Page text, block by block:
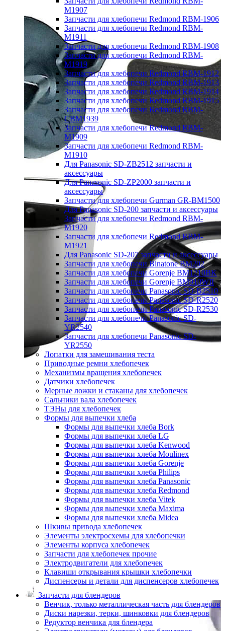
M1907
Запчасти для хлебопечи Redmond RBM-1906
Запчасти для хлебопечи Redmond RBM-
M1911
Запчасти для хлебопечи Redmond RBM-1908
Запчасти для хлебопечи Redmond RBM-
M1919
Запчасти для хлебопечи Redmond RBM-1912
Запчасти для хлебопечи Redmond RBM-1913
Запчасти для хлебопечи Redmond RBM-1914
Запчасти для хлебопечи Redmond RBM-1915
Запчасти для хлебопечи Redmond RBM-
CBM1939
Запчасти для хлебопечи Redmond RBM-
M1909
Запчасти для хлебопечи Redmond RBM-
M1910
Для Panasonic SD-ZB2512 запчасти и
аксессуары
Для Panasonic SD-ZP2000 запчасти и
аксессуары
Запчасти для хлебопечи Gurman GR-BM1500
Для Panasonic SD-200 запчасти и аксессуары
Запчасти для хлебопечи Redmond RBM-
M1920
Запчасти для хлебопечи Redmond RBM-
M1921
Для Panasonic SD-207 запчасти и аксессуары
Запчасти для хлебопечи Binatone BM202
Запчасти для хлебопечи Gorenje BM1210BK
Запчасти для хлебопечи Gorenje BM910WII
Запчасти для хлебопечи Panasonic SD-B2510
Запчасти для хлебопечи Panasonic SD-R2520
Запчасти для хлебопечи Panasonic SD-R2530
Запчасти для хлебопечи Panasonic SD-
YR2540
Запчасти для хлебопечи Panasonic SD-
YR2550
Лопатки для замешивания теста
Приводные ремни хлебопечек
Механизмы вращения хлебопечек
Датчики хлебопечек
Мерные ложки и стаканы для хлебопечек
Сальники вала хлебопечек
ТЭНы для хлебопечек
Формы для выпечки хлеба
Формы для выпечки хлеба Bork
Формы для выпечки хлеба LG
Формы для выпечки хлеба Kenwood
Формы для выпечки хлеба Moulinex
Формы для выпечки хлеба Gorenje
Формы для выпечки хлеба Philips
Формы для выпечки хлеба Panasonic
Формы для выпечки хлеба Redmond
Формы для выпечки хлеба Vitek
Формы для выпечки хлеба Maxima
Формы для выпечки хлеба Midea
Шкивы привода хлебопечек
Элементы электросхемы для хлебопечки
Элементы корпуса хлебопечек
Запчасти для хлебопечек прочие
Электродвигатели для хлебопечек
Клавиши открывания крышки хлебопечки
Диспенсеры и детали для диспенсеров хлебопечек
Запчасти для блендеров
Венчик, только металлическая часть для блендеров
Диски нарезки, терки, шинковки для блендеров
Редуктор венчика для блендера